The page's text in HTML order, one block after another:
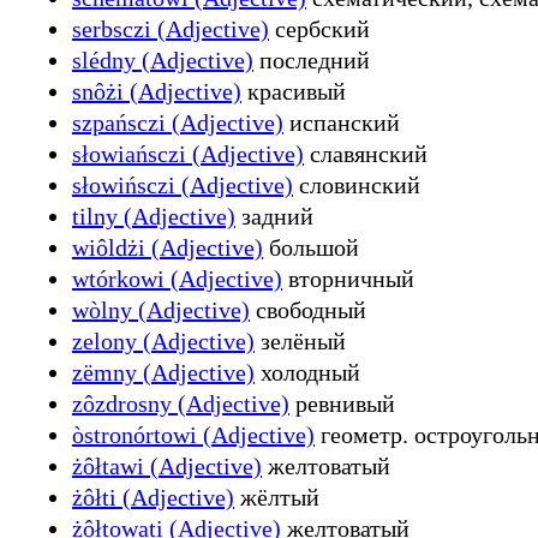
serbsczi (Adjective) сербский
slédny (Adjective) последний
snôżi (Adjective) красивый
szpańsczi (Adjective) испанский
słowiańsczi (Adjective) славянский
słowińsczi (Adjective) словинский
tilny (Adjective) задний
wiôldżi (Adjective) большой
wtórkowi (Adjective) вторничный
wòlny (Adjective) свободный
zelony (Adjective) зелёный
zëmny (Adjective) холодный
zôzdrosny (Adjective) ревнивый
òstronórtowi (Adjective) геометр.
żôłtawi (Adjective) желтоватый
żôłti (Adjective) жёлтый
żôłtowati (Adjective) желтоватый